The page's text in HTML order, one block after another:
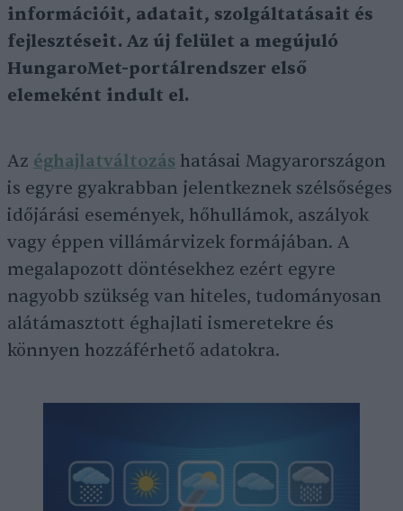
információit, adatait, szolgáltatásait és
fejlesztéseit. Az új felület a megújuló
HungaroMet-portálrendszer első
elemeként indult el.
Az éghajlatváltozás hatásai Magyarországon
is egyre gyakrabban jelentkeznek szélsőséges
időjárási események, hőhullámok, aszályok
vagy éppen villámárvizek formájában. A
megalapozott döntésekhez ezért egyre
nagyobb szükség van hiteles, tudományosan
alátámasztott éghajlati ismeretekre és
könnyen hozzáférhető adatokra.